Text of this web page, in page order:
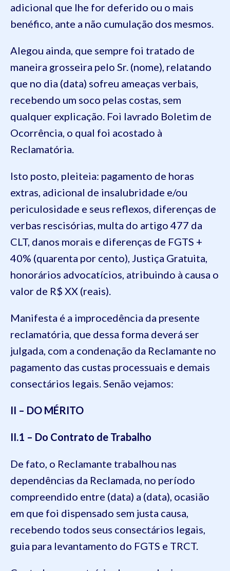
adicional que lhe for deferido ou o mais
benéfico, ante a não cumulação dos mesmos.
Alegou ainda, que sempre foi tratado de
maneira grosseira pelo Sr. (nome), relatando
que no dia (data) sofreu ameaças verbais,
recebendo um soco pelas costas, sem
qualquer explicação. Foi lavrado Boletim de
Ocorrência, o qual foi acostado à
Reclamatória.
Isto posto, pleiteia: pagamento de horas
extras, adicional de insalubridade e/ou
periculosidade e seus reflexos, diferenças de
verbas rescisórias, multa do artigo 477 da
CLT, danos morais e diferenças de FGTS +
40% (quarenta por cento), Justiça Gratuita,
honorários advocatícios, atribuindo à causa o
valor de R$ XX (reais).
Manifesta é a improcedência da presente
reclamatória, que dessa forma deverá ser
julgada, com a condenação da Reclamante no
pagamento das custas processuais e demais
consectários legais. Senão vejamos:
II – DO MÉRITO
II.1 – Do Contrato de Trabalho
De fato, o Reclamante trabalhou nas
dependências da Reclamada, no período
compreendido entre (data) a (data), ocasião
em que foi dispensado sem justa causa,
recebendo todos seus consectários legais,
guia para levantamento do FGTS e TRCT.